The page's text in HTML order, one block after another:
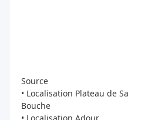
Source
• Localisation Plateau de Sa
Bouche